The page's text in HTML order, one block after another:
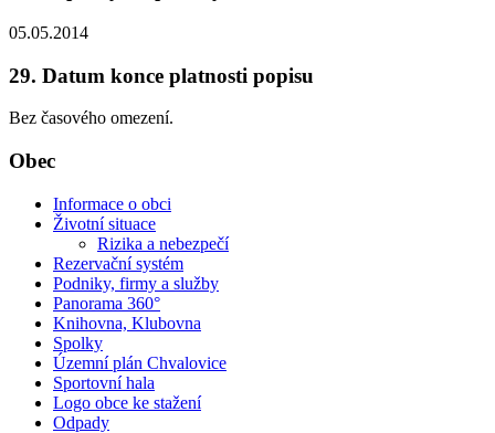
05.05.2014
29. Datum konce platnosti popisu
Bez časového omezení.
Obec
Informace o obci
Životní situace
Rizika a nebezpečí
Rezervační systém
Podniky, firmy a služby
Panorama 360°
Knihovna, Klubovna
Spolky
Územní plán Chvalovice
Sportovní hala
Logo obce ke stažení
Odpady